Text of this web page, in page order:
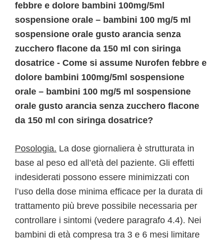
febbre e dolore bambini 100mg/5ml
sospensione orale – bambini 100 mg/5 ml
sospensione orale gusto arancia senza
zucchero flacone da 150 ml con siringa
dosatrice - Come si assume Nurofen febbre e
dolore bambini 100mg/5ml sospensione
orale – bambini 100 mg/5 ml sospensione
orale gusto arancia senza zucchero flacone
da 150 ml con siringa dosatrice?
Posologia. La dose giornaliera è strutturata in
base al peso ed all’età del paziente. Gli effetti
indesiderati possono essere minimizzati con
l’uso della dose minima efficace per la durata di
trattamento più breve possibile necessaria per
controllare i sintomi (vedere paragrafo 4.4). Nei
bambini di età compresa tra 3 e 6 mesi limitare